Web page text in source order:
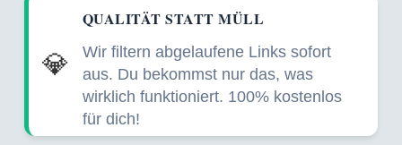
💎
QUALITÄT STATT MÜLL
Wir filtern abgelaufene Links sofort
aus. Du bekommst nur das, was
wirklich funktioniert. 100% kostenlos
für dich!